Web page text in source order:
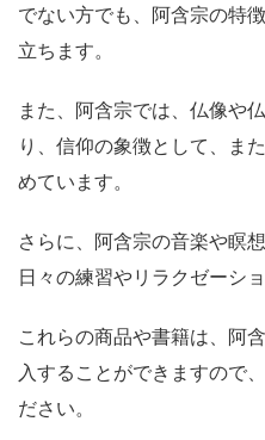
でない方でも、阿含宗の特
立ちます。
また、阿含宗では、仏像や
り、信仰の象徴として、ま
めています。
さらに、阿含宗の音楽や瞑
日々の練習やリラクゼーシ
これらの商品や書籍は、阿
入することができますので
ださい。